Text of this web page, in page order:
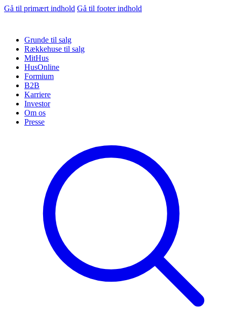
Gå til primært indhold Gå til footer indhold
Grunde til salg
Rækkehuse til salg
MitHus
HusOnline
Formium
B2B
Karriere
Investor
Om os
Presse